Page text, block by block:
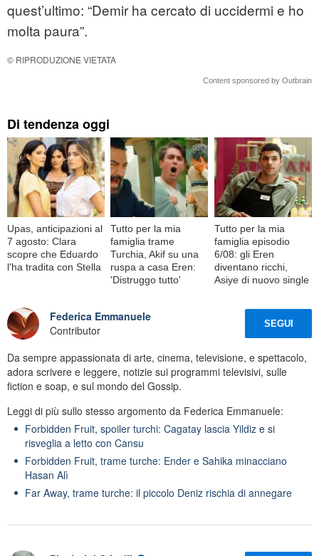
quest’ultimo: “Demir ha cercato di uccidermi e ho
molta paura”.
© RIPRODUZIONE VIETATA
Content sponsored by Outbrain
Di tendenza oggi
Upas, anticipazioni al
7 agosto: Clara
scopre che Eduardo
l'ha tradita con Stella
Tutto per la mia
famiglia trame
Turchia, Akif su una
ruspa a casa Eren:
'Distruggo tutto'
Tutto per la mia
famiglia episodio
6/08: gli Eren
diventano ricchi,
Asiye di nuovo single
Federica Emmanuele
Contributor
SEGUI
Da sempre appassionata di arte, cinema, televisione, e spettacolo,
adora scrivere e leggere, notizie sui programmi televisivi, sulle
fiction e soap, e sul mondo del Gossip.
Leggi di più sullo stesso argomento da Federica Emmanuele:
Forbidden Fruit, spoiler turchi: Cagatay lascia Yildiz e si
risveglia a letto con Cansu
Forbidden Fruit, trame turche: Ender e Sahika minacciano
Hasan Alì
Far Away, trame turche: il piccolo Deniz rischia di annegare